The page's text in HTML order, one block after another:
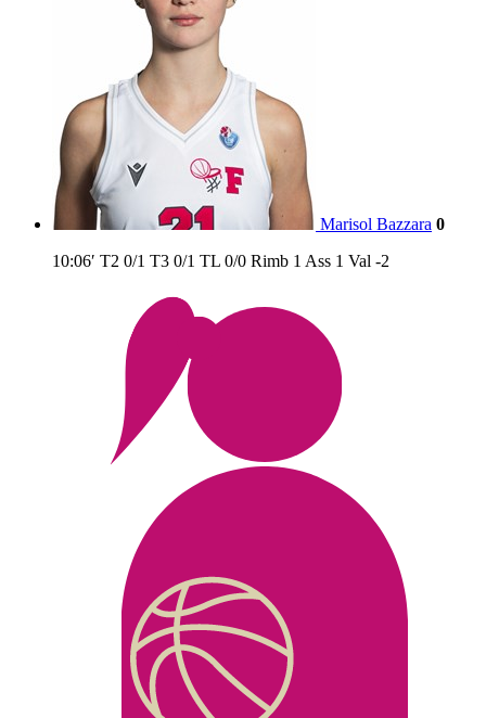
Marisol Bazzara 0
10:06′ T2 0/1 T3 0/1 TL 0/0 Rimb 1 Ass 1 Val -2